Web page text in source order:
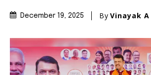
December 19, 2025 By Vinayak A